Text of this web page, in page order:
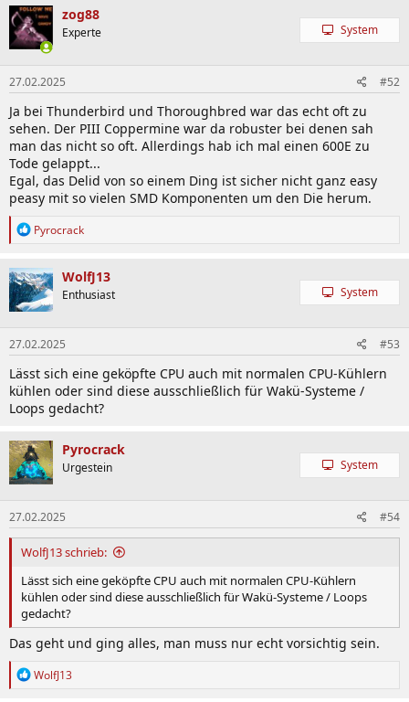
k
t
i
o
n
e
n
:
zog88
Experte System
27.02.2025 #52
Ja bei Thunderbird und Thoroughbred war das echt oft zu
sehen. Der PIII Coppermine war da robuster bei denen sah
man das nicht so oft. Allerdings hab ich mal einen 600E zu
Tode gelappt...
Egal, das Delid von so einem Ding ist sicher nicht ganz easy
peasy mit so vielen SMD Komponenten um den Die herum.
R
k
t
i
o
n
e
n
:
Pyrocrack
WolfJ13
Enthusiast System
27.02.2025 #53
Lässt sich eine geköpfte CPU auch mit normalen CPU-Kühlern
kühlen oder sind diese ausschließlich für Wakü-Systeme /
Loops gedacht?
Pyrocrack
Urgestein System
27.02.2025 #54
WolfJ13 schrieb:
Lässt sich eine geköpfte CPU auch mit normalen CPU-Kühlern
kühlen oder sind diese ausschließlich für Wakü-Systeme / Loops
gedacht?
Das geht und ging alles, man muss nur echt vorsichtig sein.
R
WolfJ13